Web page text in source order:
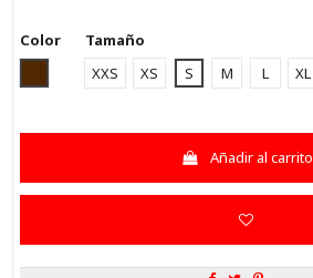
Color
MARRON
Tamaño
XXS
XS S M L XL
Añadir al carrito